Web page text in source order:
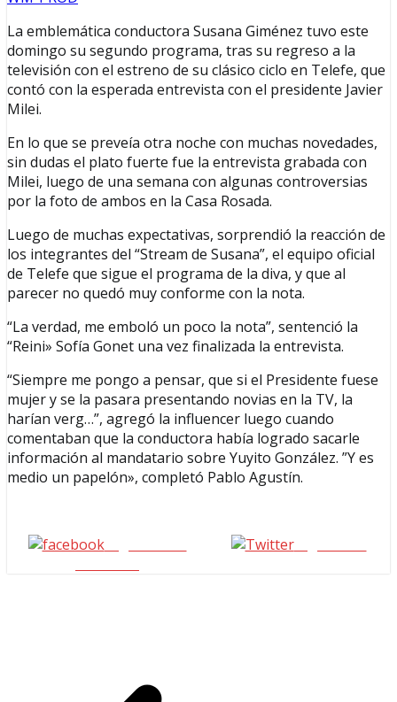
La emblemática conductora Susana Giménez tuvo este
domingo su segundo programa, tras su regreso a la
televisión con el estreno de su clásico ciclo en Telefe, que
contó con la esperada entrevista con el presidente Javier
Milei.
En lo que se preveía otra noche con muchas novedades,
sin dudas el plato fuerte fue la entrevista grabada con
Milei, luego de una semana con algunas controversias
por la foto de ambos en la Casa Rosada.
Luego de muchas expectativas, sorprendió la reacción de
los integrantes del “Stream de Susana”, el equipo oficial
de Telefe que sigue el programa de la diva, y que al
parecer no quedó muy conforme con la nota.
“La verdad, me emboló un poco la nota”, sentenció la
“Reini» Sofía Gonet una vez finalizada la entrevista.
“Siempre me pongo a pensar, que si el Presidente fuese
mujer y se la pasara presentando novias en la TV, la
harían verg…”, agregó la influencer luego cuando
comentaban que la conductora había logrado sacarle
información al mandatario sobre Yuyito González. ”Y es
medio un papelón», completó Pablo Agustín.
Seguinos en
seguinos X